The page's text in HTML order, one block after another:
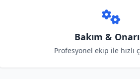
Bakım &
Profesyonel ekip ile hızlı